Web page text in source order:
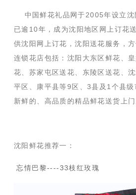
中国鲜花礼品网于2005年设立沈
已逾10年，成为沈阳地区网上订花
供沈阳网上订花，沈阳送花服务，
连锁花店包括：沈阳大东区鲜花、
花、苏家屯区送花、东陵区送花、
平区、康平县等9区、3县及1个县
新鲜的、高品质的精品鲜花送货上门
沈阳鲜花推荐一：
忘情巴黎----33枝红玫瑰